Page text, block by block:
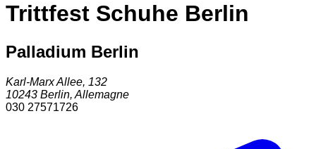
Trittfest Schuhe Berlin
Palladium Berlin
Karl-Marx Allee, 132
10243 Berlin, Allemagne
030 27571726